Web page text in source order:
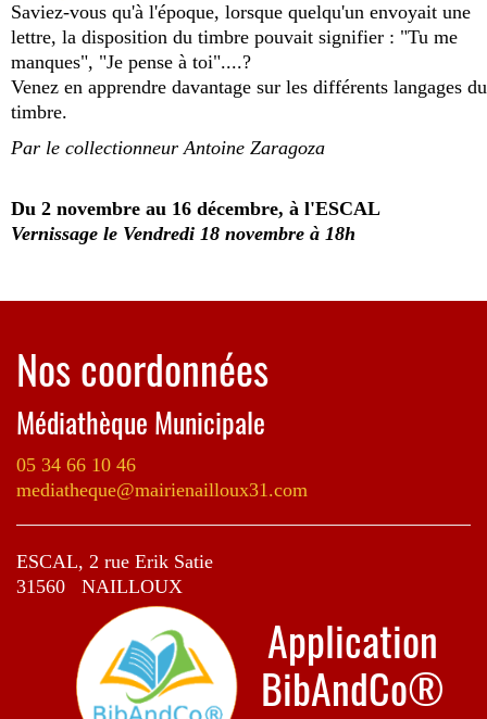
Saviez-vous qu'à l'époque, lorsque quelqu'un envoyait une
lettre, la disposition du timbre pouvait signifier : "Tu me
manques", "Je pense à toi"....?
Venez en apprendre davantage sur les différents langages du
timbre.
Par le collectionneur Antoine Zaragoza
Du 2 novembre au 16 décembre, à l'ESCAL
Vernissage le Vendredi 18 novembre à 18h
Nos coordonnées
Médiathèque Municipale
05 34 66 10 46
mediatheque@mairienailloux31.com
ESCAL, 2 rue Erik Satie
31560 NAILLOUX
Application
BibAndCo®